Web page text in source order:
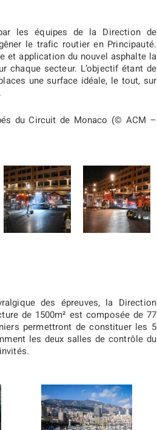
les équipes de la Direction de
le trafic routier en Principauté.
et application du nouvel asphalte la
chaque secteur. L’objectif étant de
une surface idéale, le tout, sur
du Circuit de Monaco (© ACM –
des épreuves, la Direction
de 1500m² est composée de 77
permettront de constituer les 5
les deux salles de contrôle du